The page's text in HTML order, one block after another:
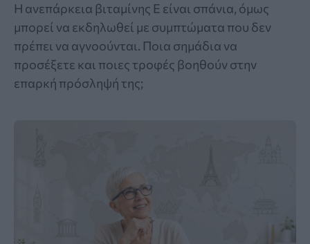
Η ανεπάρκεια βιταμίνης Ε είναι σπάνια, όμως
μπορεί να εκδηλωθεί με συμπτώματα που δεν
πρέπει να αγνοούνται. Ποια σημάδια να
προσέξετε και ποιες τροφές βοηθούν στην
επαρκή πρόσληψή της;